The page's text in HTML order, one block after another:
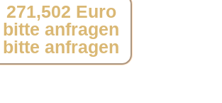
271,502 Euro
bitte anfragen
bitte anfragen